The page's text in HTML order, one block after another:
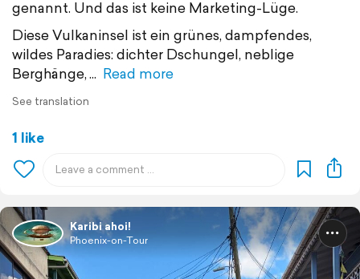
genannt. Und das ist keine Marketing-Lüge.
Diese Vulkaninsel ist ein grünes, dampfendes,
wildes Paradies: dichter Dschungel, neblige
Berghänge,
Read more
See translation
1 like
Karibi ahoi!
Phoenix-on-Tour